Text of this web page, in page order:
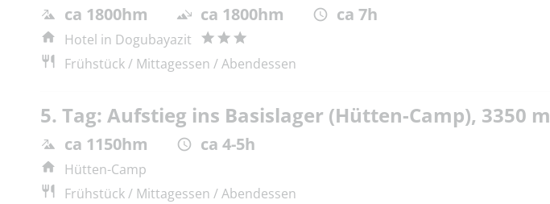
ca 1800hm ca 1800hm ca 7h
Hotel in Dogubayazit
Frühstück / Mittagessen / Abendessen
5. Tag: Aufstieg ins Basislager (Hütten-Camp), 3350 m
ca 1150hm ca 4-5h
Hütten-Camp
Frühstück / Mittagessen / Abendessen